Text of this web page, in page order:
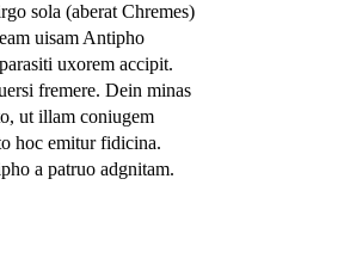
sola (aberat Chremes)
uisam Antipho
uxorem accipit.
fremere. Dein minas
ut illam coniugem
hoc emitur fidicina.
a patruo adgnitam.